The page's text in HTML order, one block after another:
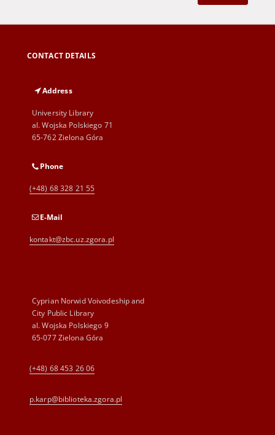
CONTACT DETAILS
Address
University Library
al. Wojska Polskiego 71
65-762 Zielona Góra
Phone
(+48) 68 328 21 55
E-Mail
kontakt@zbc.uz.zgora.pl
Cyprian Norwid Voivodeship and
City Public Library
al. Wojska Polskiego 9
65-077 Zielona Góra
(+48) 68 453 26 06
p.karp@biblioteka.zgora.pl